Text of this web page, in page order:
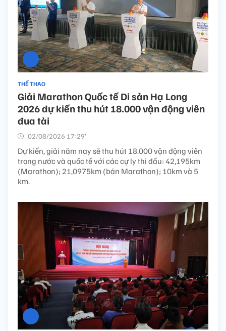
THỂ THAO
Giải Marathon Quốc tế Di sản Hạ Long
2026 dự kiến thu hút 18.000 vận động viên
đua tài
02/08/2026 17:29’
Dự kiến, giải năm nay sẽ thu hút 18.000 vận động viên
trong nước và quốc tế với các cự ly thi đấu: 42,195km
(Marathon); 21,0975km (bán Marathon); 10km và 5
km.